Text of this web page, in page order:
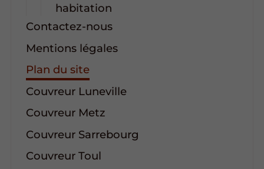
habitation
Contactez-nous
Mentions légales
Plan du site
Couvreur Luneville
Couvreur Metz
Couvreur Sarrebourg
Couvreur Toul